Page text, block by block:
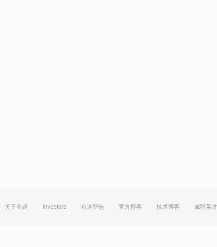
关于有道 Investors 有道智选 官方博客 技术博客 诚聘英才